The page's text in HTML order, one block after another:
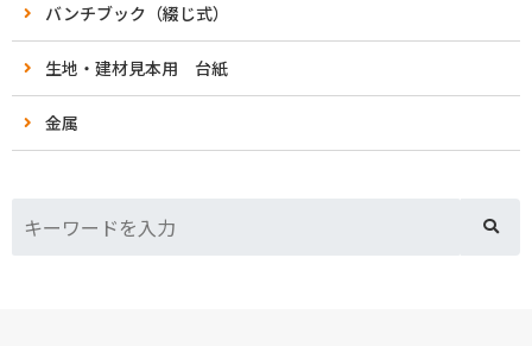
バンチブック（綴じ式）
生地・建材見本用 台紙
金属